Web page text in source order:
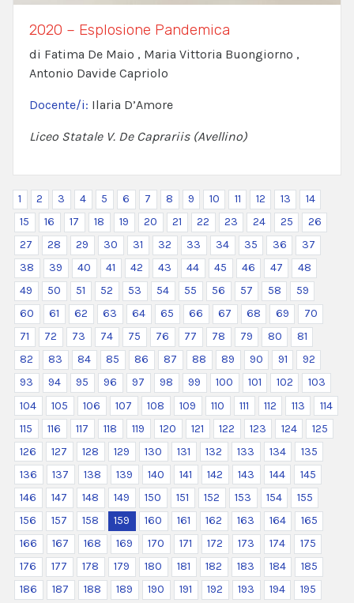
2020 – Esplosione Pandemica
di Fatima De Maio , Maria Vittoria Buongiorno ,
Antonio Davide Capriolo
Docente/i: Ilaria D’Amore
Liceo Statale V. De Caprariis (Avellino)
1 2 3 4 5 6 7 8 9 10 11 12 13
14
15
16 17 18 19 20 21 22 23 24 25
26
27
28 29 30 31 32 33 34 35 36
37
38
39 40 41 42 43 44 45 46 47
48
49
50 51 52 53 54 55 56 57 58
59
60
61 62 63 64 65 66 67 68 69
70
71
72 73 74 75 76 77 78 79 80
81
82
83 84 85 86 87 88 89 90 91
92
93
94 95 96 97 98 99 100 101 102
103
104
105 106 107 108 109 110 111 112 113
114
115
116 117 118 119 120 121 122 123 124
125
126
127 128 129 130 131 132 133 134
135
136
137 138 139 140 141 142 143 144
145
146
147 148 149 150 151 152 153 154
155
156
157 158 159 160 161 162 163 164
165
166
167 168 169 170 171 172 173 174
175
176
177 178 179 180 181 182 183 184
185
186
187 188 189 190 191 192 193 194 195